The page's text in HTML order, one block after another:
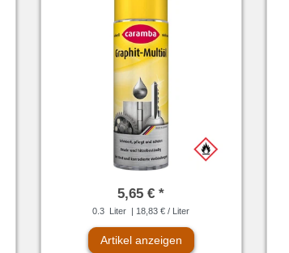
5,65 € *
0.3 Liter | 18,83 € / Liter
Artikel anzeigen